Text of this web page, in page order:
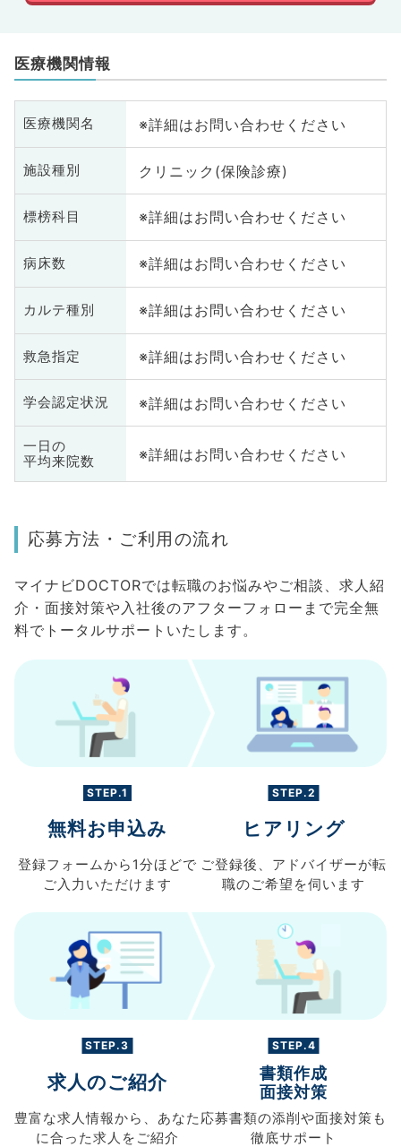
医療機関情報
医療機関名 ※詳細はお問い合わせください
施設種別 クリニック(保険診療)
標榜科目 ※詳細はお問い合わせください
病床数 ※詳細はお問い合わせください
カルテ種別 ※詳細はお問い合わせください
救急指定 ※詳細はお問い合わせください
学会認定状況 ※詳細はお問い合わせください
一日の
平均来院数
※詳細はお問い合わせください
応募方法・ご利用の流れ
マイナビDOCTORでは転職のお悩みやご相談、求人紹
介・面接対策や入社後のアフターフォローまで完全無
料でトータルサポートいたします。
STEP.1
無料お申込み
登録フォームから 1分ほどで
ご入力 いただけます
STEP.2
ヒアリング
ご登録後、 アドバイザーが転
職のご希望を伺います
STEP.3
求人のご紹介
豊富な求人情報から、 あなた
に合った求人を ご紹介
STEP.4
書類作成
面接対策
応募書類の添削や面接対策も
徹底サポート